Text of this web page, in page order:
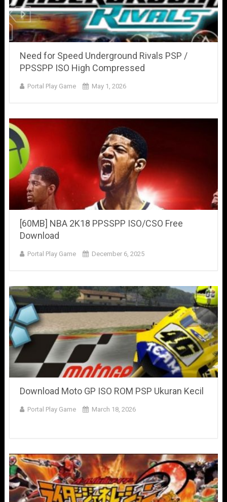
Need for Speed Underground Rivals PSP /
PPSSPP ISO High Compressed
Portal Play Game May 1, 2026
[60MB] NBA 2K18 PPSSPP ISO/CSO Free
Download
Portal Play Game December 6, 2025
Download Moto GP ISO ROM PSP Ukuran Kecil
Portal Play Game March 18, 2026